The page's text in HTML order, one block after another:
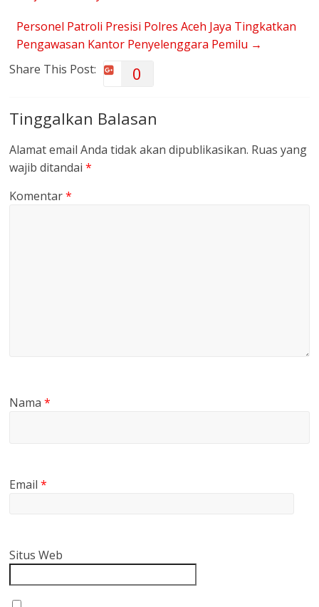
Personel Patroli Presisi Polres Aceh Jaya Tingkatkan
Pengawasan Kantor Penyelenggara Pemilu →
Share This Post:
0
Tinggalkan Balasan
Alamat email Anda tidak akan dipublikasikan. Ruas yang
wajib ditandai*
Komentar*
Nama*
Email*
Situs Web